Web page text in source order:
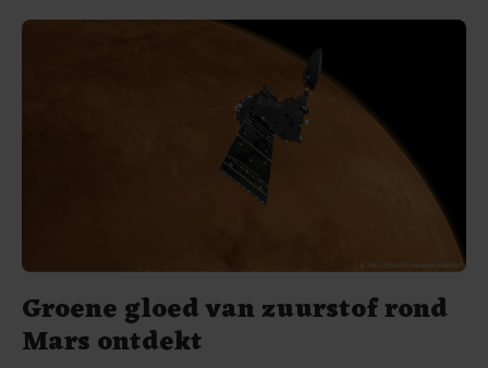
Groene gloed van zuurstof rond
Mars ontdekt